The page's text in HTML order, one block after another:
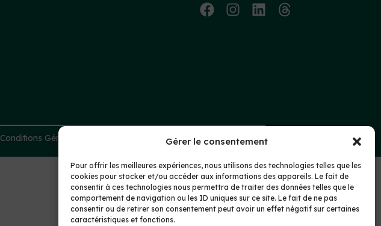
Gérer le consentement
Pour offrir les meilleures expériences, nous utilisons des technologies telles que les
cookies pour stocker et/ou accéder aux informations des appareils. Le fait de
consentir à ces technologies nous permettra de traiter des données telles que le
comportement de navigation ou les ID uniques sur ce site. Le fait de ne pas
consentir ou de retirer son consentement peut avoir un effet négatif sur certaines
caractéristiques et fonctions.
Conditions Générales de Vente Protection des données